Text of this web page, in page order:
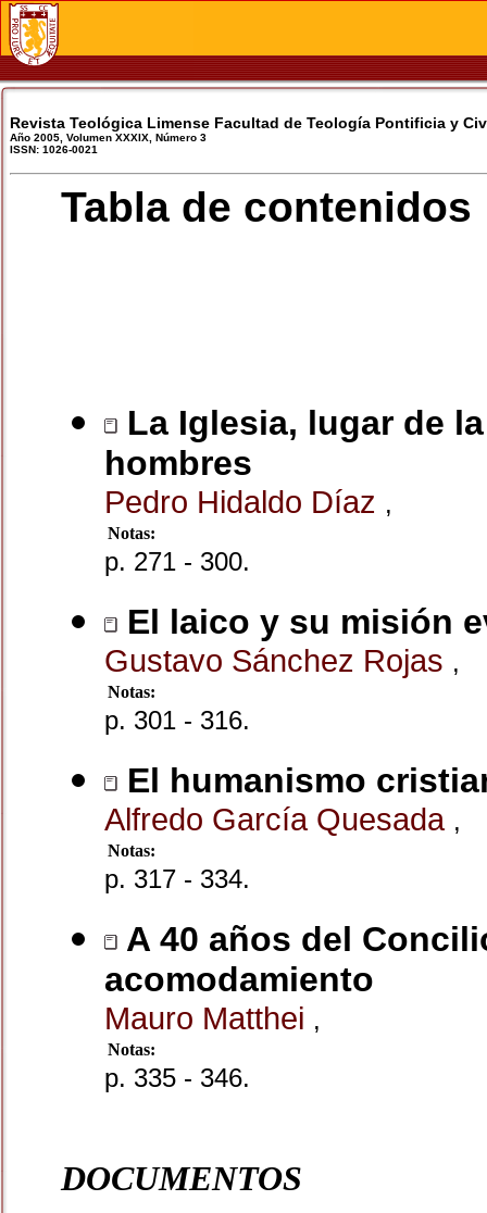
Revista Teológica Limense Facultad de Teología Pontificia y
Año 2005, Volumen XXXIX, Número 3
ISSN: 1026-0021
Tabla de contenidos
La Iglesia, lugar de
hombres
Pedro Hidaldo Díaz ,
Notas:
p. 271 - 300.
El laico y su misión
Gustavo Sánchez Rojas ,
Notas:
p. 301 - 316.
El humanismo
Alfredo García Quesada ,
Notas:
p. 317 - 334.
A 40 años del
acomodamiento
Mauro Matthei ,
Notas:
p. 335 - 346.
DOCUMENTOS